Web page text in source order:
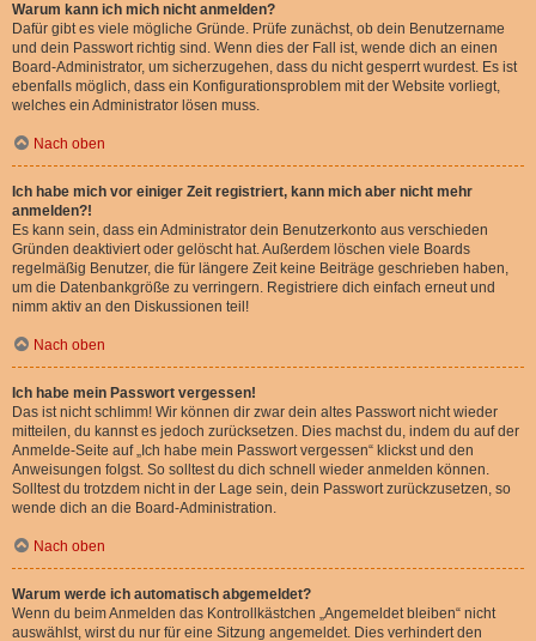
Warum kann ich mich nicht anmelden?
Dafür gibt es viele mögliche Gründe. Prüfe zunächst, ob dein Benutzername
und dein Passwort richtig sind. Wenn dies der Fall ist, wende dich an einen
Board-Administrator, um sicherzugehen, dass du nicht gesperrt wurdest. Es ist
ebenfalls möglich, dass ein Konfigurationsproblem mit der Website vorliegt,
welches ein Administrator lösen muss.
Nach oben
Ich habe mich vor einiger Zeit registriert, kann mich aber nicht mehr
anmelden?!
Es kann sein, dass ein Administrator dein Benutzerkonto aus verschieden
Gründen deaktiviert oder gelöscht hat. Außerdem löschen viele Boards
regelmäßig Benutzer, die für längere Zeit keine Beiträge geschrieben haben,
um die Datenbankgröße zu verringern. Registriere dich einfach erneut und
nimm aktiv an den Diskussionen teil!
Nach oben
Ich habe mein Passwort vergessen!
Das ist nicht schlimm! Wir können dir zwar dein altes Passwort nicht wieder
mitteilen, du kannst es jedoch zurücksetzen. Dies machst du, indem du auf der
Anmelde-Seite auf „Ich habe mein Passwort vergessen“ klickst und den
Anweisungen folgst. So solltest du dich schnell wieder anmelden können.
Solltest du trotzdem nicht in der Lage sein, dein Passwort zurückzusetzen, so
wende dich an die Board-Administration.
Nach oben
Warum werde ich automatisch abgemeldet?
Wenn du beim Anmelden das Kontrollkästchen „Angemeldet bleiben“ nicht
auswählst, wirst du nur für eine Sitzung angemeldet. Dies verhindert den